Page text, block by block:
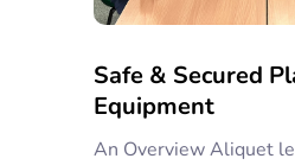
Safe & Secured
Equipment
An Overview Aliquet